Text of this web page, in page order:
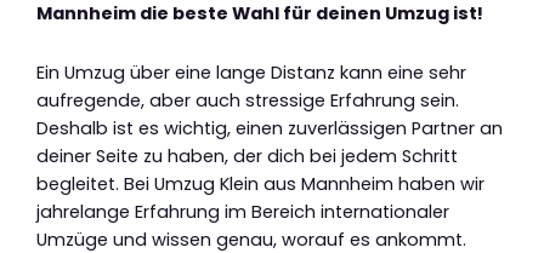
Mannheim die beste Wahl für deinen Umzug ist!
Ein Umzug über eine lange Distanz kann eine sehr
aufregende, aber auch stressige Erfahrung sein.
Deshalb ist es wichtig, einen zuverlässigen Partner an
deiner Seite zu haben, der dich bei jedem Schritt
begleitet. Bei Umzug Klein aus Mannheim haben wir
jahrelange Erfahrung im Bereich internationaler
Umzüge und wissen genau, worauf es ankommt.